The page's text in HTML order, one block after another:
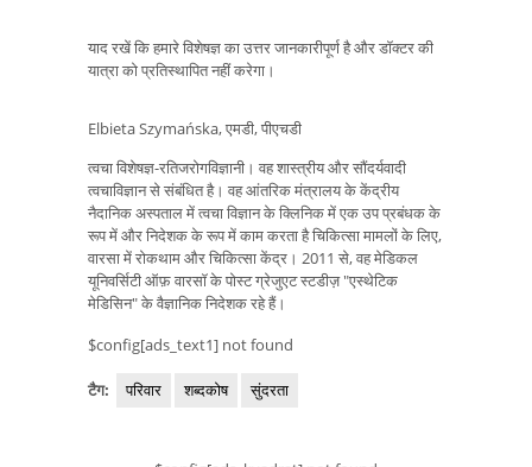
याद रखें कि हमारे विशेषज्ञ का उत्तर जानकारीपूर्ण है और डॉक्टर की
यात्रा को प्रतिस्थापित नहीं करेगा।
Elbieta Szymańska, एमडी, पीएचडी
त्वचा विशेषज्ञ-रतिजरोगविज्ञानी। वह शास्त्रीय और सौंदर्यवादी
त्वचाविज्ञान से संबंधित है। वह आंतरिक मंत्रालय के केंद्रीय
नैदानिक ​​अस्पताल में त्वचा विज्ञान के क्लिनिक में एक उप प्रबंधक के
रूप में और निदेशक के रूप में काम करता है चिकित्सा मामलों के लिए,
वारसा में रोकथाम और चिकित्सा केंद्र। 2011 से, वह मेडिकल
यूनिवर्सिटी ऑफ़ वारसॉ के पोस्ट ग्रेजुएट स्टडीज़ "एस्थेटिक
मेडिसिन" के वैज्ञानिक निदेशक रहे हैं।
$config[ads_text1] not found
टैग: परिवार शब्दकोष सुंदरता